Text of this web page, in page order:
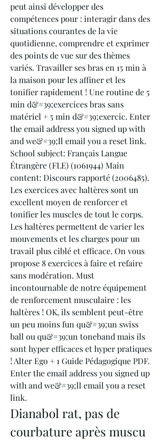
peut ainsi développer des
compétences pour : interagir dans des
situations courantes de la vie
quotidienne, comprendre et exprimer
des points de vue sur des thèmes
variés. Travailler ses bras en 15 min à
la maison pour les affiner et les
tonifier rapidement ! Une routine de 5
min d&#39;exercices bras sans
matériel + 5 min d&#39;exercic. Enter
the email address you signed up with
and we&#39;ll email you a reset link.
School subject: Français Langue
Étrangère (FLE) (1061944) Main
content: Discours rapporté (2006485).
Les exercices avec haltères sont un
excellent moyen de renforcer et
tonifier les muscles de tout le corps.
Les haltères permettent de varier les
mouvements et les charges pour un
travail plus ciblé et efficace. On vous
propose 8 exercices à faire et refaire
sans modération. Must
incontournable de notre équipement
de renforcement musculaire : les
haltères ! OK, ils semblent peut-être
un peu moins fun qu&#39;un swiss
ball ou qu&#39;un toneband mais ils
sont hyper efficaces et hyper pratiques
! Alter Ego + 1 Guide Pédagogique PDF.
Enter the email address you signed up
with and we&#39;ll email you a reset
link.
Dianabol rat, pas de
courbature après muscu